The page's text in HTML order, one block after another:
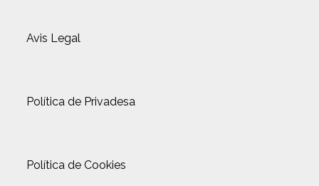
Avis Legal
Política de Privadesa
Política de Cookies